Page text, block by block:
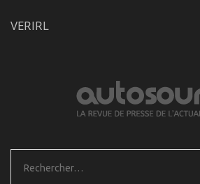
VERIRL
Rechercher :